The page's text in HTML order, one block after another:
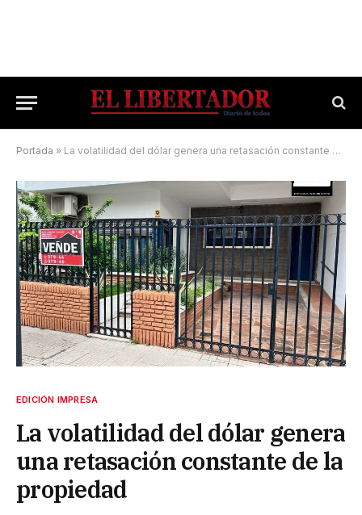
Portada » La volatilidad del dólar genera una retasación constante de la propiedad
EDICIÓN IMPRESA
La volatilidad del dólar genera
una retasación constante de la
propiedad